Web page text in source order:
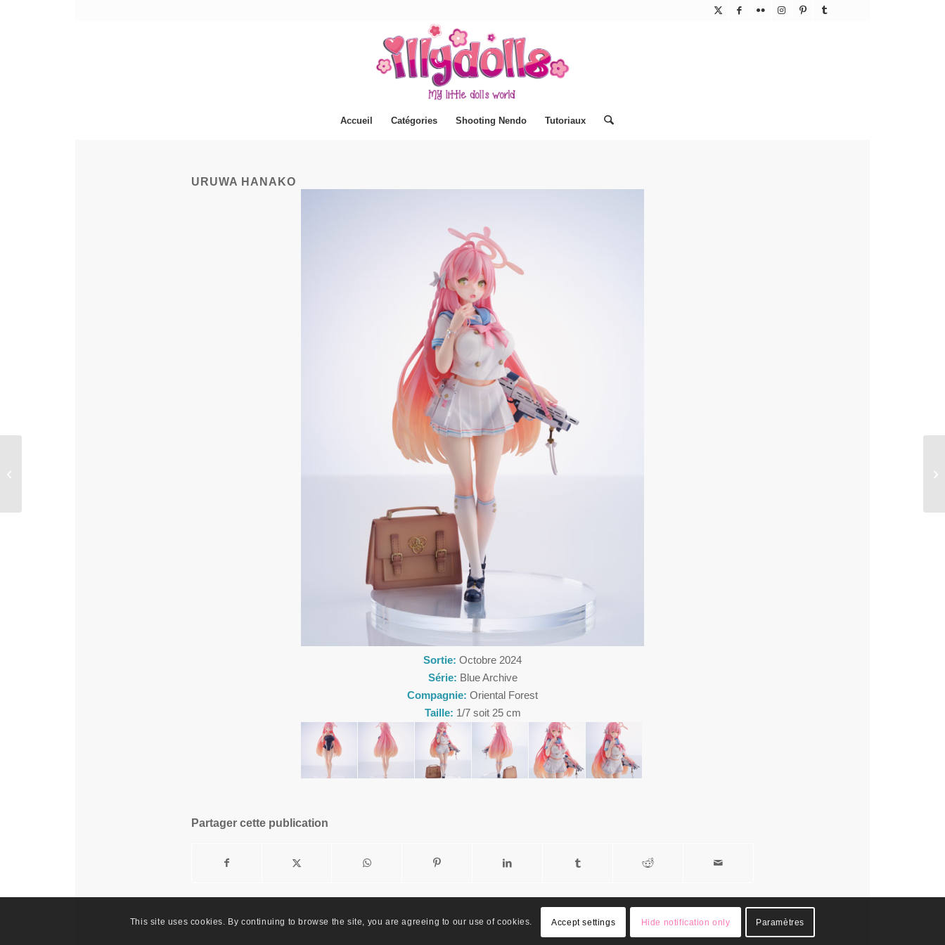
Accueil Catégories Shooting Nendo Tutoriaux
URUWA HANAKO
Sortie: Octobre 2024
Série: Blue Archive
Compagnie: Oriental Forest
Taille: 1/7 soit 25 cm
Partager cette publication
This site uses cookies. By continuing to browse the site, you are agreeing to our use of cookies. Accept settings Hide notification only Paramètres